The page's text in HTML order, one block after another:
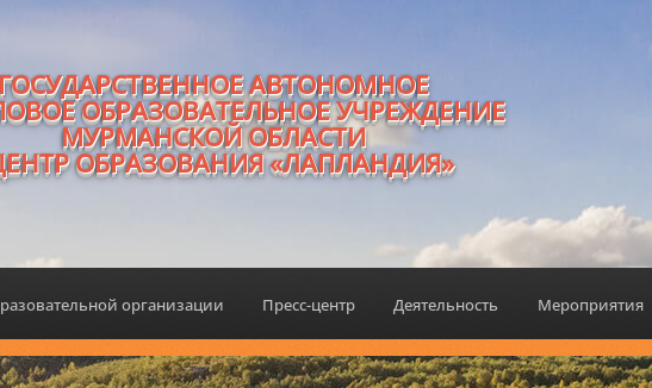
АВТОНОМНОЕ
ОБРАЗОВАТЕЛЬНОЕ УЧРЕЖДЕНИЕ
МУРМАНСКОЙ ОБЛАСТИ
ОБРАЗОВАНИЯ «ЛАПЛАНДИЯ»
организации Пресс-центр Деятельность Мероприятия